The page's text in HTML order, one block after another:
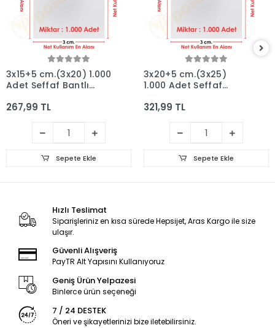
3x15+5 cm.(3x20) 1.000
Adet Şeffaf Bantlı
267,99 TL
Sepete Ekle
3x20+5 cm.(3x25)
1.000 Adet Şeffaf
Poşet
321,99 TL
Sepete Ekle
Hızlı Teslimat
Siparişleriniz en kısa sürede Hepsijet, Aras Kargo ile size
ulaşır.
Güvenli Alışveriş
PayTR Alt Yapısını Kullanıyoruz
Geniş Ürün Yelpazesi
Binlerce ürün seçeneği
7 / 24 DESTEK
Öneri ve şikayetlerinizi bize iletebilirsiniz.